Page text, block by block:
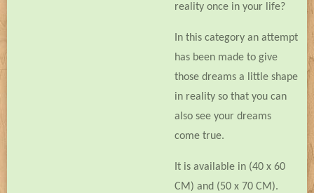
reality once in your life?
In this category an attempt
has been made to give
those dreams a little shape
in reality so that you can
also see your dreams
come true.
It is available in (40 x 60
CM) and (50 x 70 CM).